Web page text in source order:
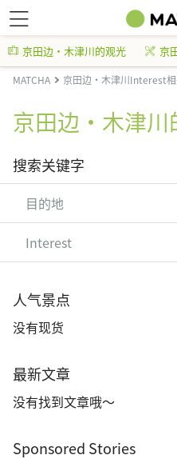
京田边・木津川的观光 京
MATCHA 京田边・木津川Interest
京田边・木津
搜索关键字
目的地
Interest
人气景点
没有现货
最新文章
没有找到文章哦～
Sponsored Stories